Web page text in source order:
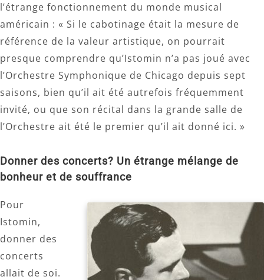
l’étrange fonctionnement du monde musical
américain : « Si le cabotinage était la mesure de
référence de la valeur artistique, on pourrait
presque comprendre qu’Istomin n’a pas joué avec
l’Orchestre Symphonique de Chicago depuis sept
saisons, bien qu’il ait été autrefois fréquemment
invité, ou que son récital dans la grande salle de
l’Orchestre ait été le premier qu’il ait donné ici. »
Donner des concerts? Un étrange mélange de
bonheur et de souffrance
Pour
Istomin,
donner des
concerts
allait de soi.